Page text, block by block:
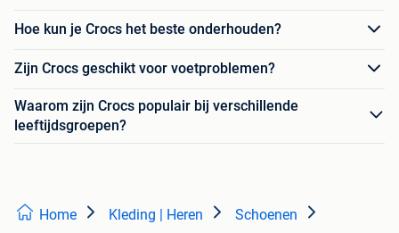
Hoe kun je Crocs het beste onderhouden?
Zijn Crocs geschikt voor voetproblemen?
Waarom zijn Crocs populair bij verschillende
leeftijdsgroepen?
Home Kleding | Heren Schoenen